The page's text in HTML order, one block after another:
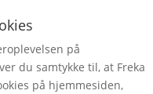
på
du samtykke til, at Freka
på hjemmesiden,